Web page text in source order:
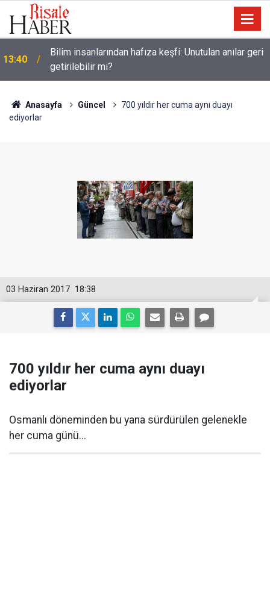
13:00 Katil israil, Dr. Ebu Safiyye’yi işkence ile öldürecek
Anasayfa Güncel
700 yıldır her cuma aynı duayı
ediyorlar
18:38
03 Haziran 2017
700 yıldır her cuma aynı duayı
ediyorlar
Osmanlı döneminden bu yana sürdürülen gelenekle
her cuma günü...